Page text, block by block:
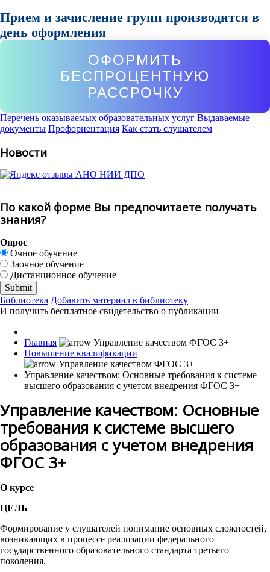
Прием и зачисление групп производится в
день оформления
ОФОРМИТЬ
БЕСПРОЦЕНТНУЮ
РАССРОЧКУ
Перечень оказываемых образовательных услуг Выдаваемые
документы Профориентация Как стать слушателем
Новости
По какой форме Вы предпочитаете получать
знания?
Опрос
Очное обучение
Заочное обучение
Дистанционное обучение
Библиотека Добавить материал в библиотеку
И получить бесплатное свидетельство о публикации
Главная
Повышение квалификации
Управление качеством: Основные требования к системе
высшего образования с учетом внедрения ФГОС 3+
Управление качеством: Основные
требования к системе высшего
образования с учетом внедрения
ФГОС 3+
О курсе
ЦЕЛЬ
Формирование у слушателей понимание основных сложностей,
возникающих в процессе реализации федерального
государственного образовательного стандарта третьего
поколения.